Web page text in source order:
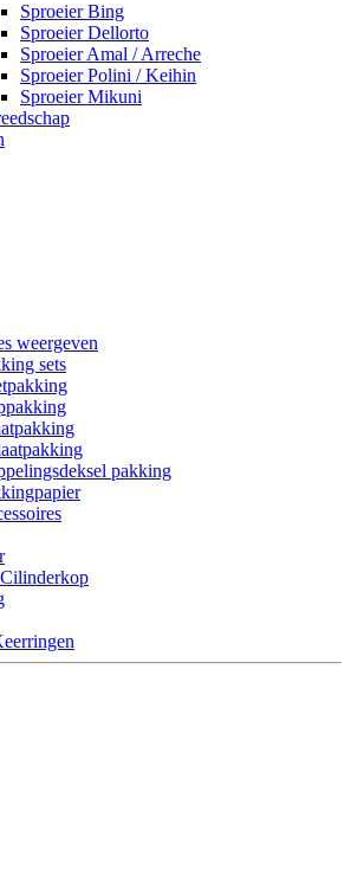
Sproeier Bing
Sproeier Dellorto
Sproeier Amal / Arreche
Sproeier Polini / Keihin
Sproeier Mikuni
weergeven
sets
pakking